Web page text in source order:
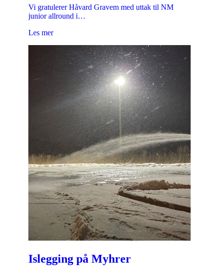
Vi gratulerer Håvard Gravem med uttak til NM
junior allround i…
Les mer
Islegging på Myhrer